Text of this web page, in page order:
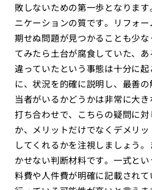
敗しないための第一歩となりま
ニケーションの質です。リフォ
期せぬ問題が見つかることも少
てみたら土台が腐食していた、
違っていたという事態は十分に
に、状況を的確に説明し、最善
当者がいるかどうかは非常に大
打ち合わせで、こちらの疑問に
か、メリットだけでなくデメリ
してくれるかを注視しましょう
かせない判断材料です。一式と
料費や人件費が明確に記載され